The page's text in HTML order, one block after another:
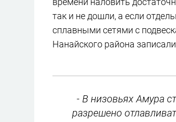
так и не дошли, а если
сплавными сетями с
Нанайского района
- В низовьях Амура
разрешено